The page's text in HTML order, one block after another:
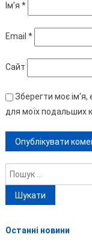
Ім'я *
Email *
Сайт
Зберегти моє ім'я,
для моїх подальших
Пошук:
Останні новини